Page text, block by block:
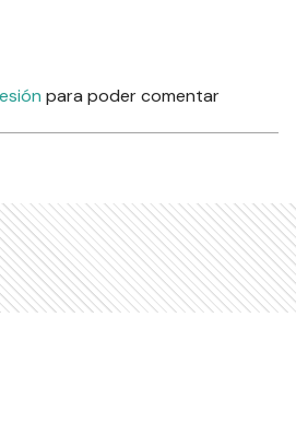
para poder comentar